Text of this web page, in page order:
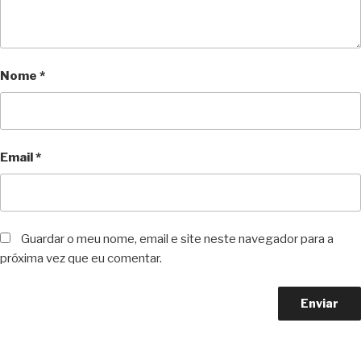
Nome *
Email*
Guardar o meu nome, email e site neste navegador para a
próxima vez que eu comentar.